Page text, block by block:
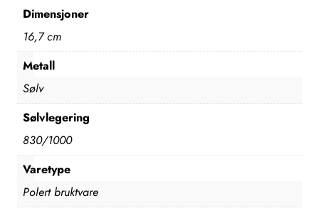
Dimensjoner
16,7 cm
Metall
Sølv
Sølvlegering
830/1000
Varetype
Polert bruktvare